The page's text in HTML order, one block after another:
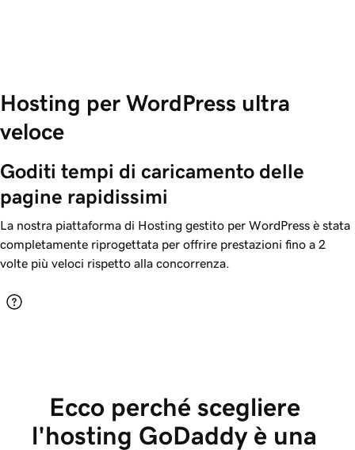
Hosting per WordPress ultra
veloce
Goditi tempi di caricamento delle
pagine rapidissimi
La nostra piattaforma di Hosting gestito per WordPress è stata
completamente riprogettata per offrire prestazioni fino a 2
volte più veloci rispetto alla concorrenza.
Ecco perché scegliere
l'hosting GoDaddy è una